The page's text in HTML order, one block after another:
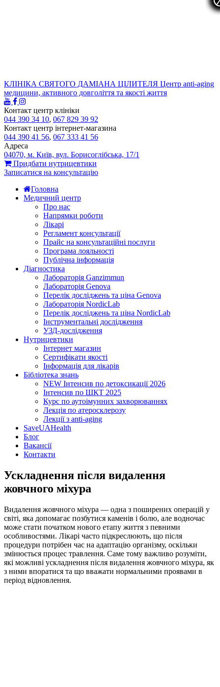
КЛІНІКА СВЯТОГО ДАМІАНА ЦІЛИТЕЛЯ Центр anti-aging
медицини, активного довголіття та якості життя
Контакт центр клініки
044 390 34 10, 067 829 39 92
Контакт центр інтернет-магазина
044 390 41 56, 067 333 41 56
Адреса
04070, м. Київ, вул. Борисоглібська, 17/1
Придбати нутрицевтики
Записатися на консультацію
Головна
Медичний центр
Про нас
Напрямки роботи
Лікарі
Регламент консультації
Прайс на консультаційні послуги
Програма лояльності
Публічна інформація
Діагностика
Лабораторія Ganzimmun
Лабораторія Genova
Перелік досліджень та ціна Genova
Лабораторія NordicLab
Перелік досліджень та ціна NordicLab
Інструментальні дослідження
УЗД-дослідження
Нутрицевт​ики
Інтернет магазин
Сертифікати якості
Інформація для лікарів
Бібліотека знань
NEW Інтенсив по детоксикації 2026
Інтенсив по ШКТ 2025
Курс по аутоімунних захворюваннях
Лекція по атеросклерозу
Лекції з anti-aging
SaveUAHealth
Блог
Вакансії
Контакти
Ускладнення після видалення
жовчного міхура
Видалення жовчного міхура — одна з поширених операцій у
світі, яка допомагає позбутися каменів і болю, але водночас
може стати початком нового етапу життя з певними
особливостями. Лікарі часто підкреслюють, що після
процедури потрібен час на адаптацію організму, оскільки
змінюється процес травлення. Саме тому важливо розуміти,
які можливі ускладнення після видалення жовчного міхура, як
з ними впоратися та що вважати нормальними проявами в
період відновлення.